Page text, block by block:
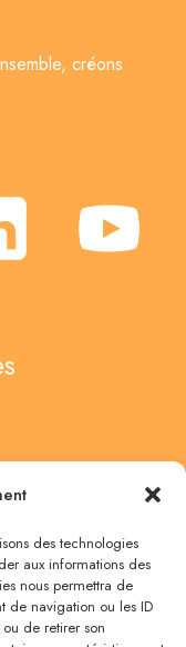
des technologies
aux informations des
nous permettra de
de navigation ou les ID
de retirer son
créons